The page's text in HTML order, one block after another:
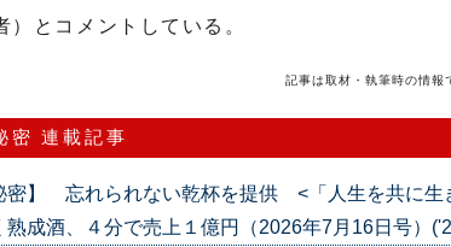
）とコメントしている。
記事は取材・執筆時の情報
密 連載記事
密】 忘れられない乾杯を提供 <「人生を共に
熟成酒、４分で売上１億円（2026年7月16日号）